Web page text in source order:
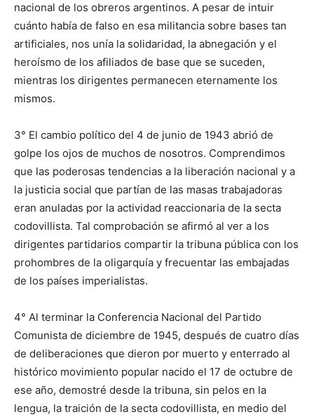
nacional de los obreros argentinos. A pesar de intuir
cuánto había de falso en esa militancia sobre bases tan
artificiales, nos unía la solidaridad, la abnegación y el
heroísmo de los afiliados de base que se suceden,
mientras los dirigentes permanecen eternamente los
mismos.
3° El cambio político del 4 de junio de 1943 abrió de
golpe los ojos de muchos de nosotros. Comprendimos
que las poderosas tendencias a la liberación nacional y a
la justicia social que partían de las masas trabajadoras
eran anuladas por la actividad reaccionaria de la secta
codovillista. Tal comprobación se afirmó al ver a los
dirigentes partidarios compartir la tribuna pública con los
prohombres de la oligarquía y frecuentar las embajadas
de los países imperialistas.
4° Al terminar la Conferencia Nacional del Partido
Comunista de diciembre de 1945, después de cuatro días
de deliberaciones que dieron por muerto y enterrado al
histórico movimiento popular nacido el 17 de octubre de
ese año, demostré desde la tribuna, sin pelos en la
lengua, la traición de la secta codovillista, en medio del